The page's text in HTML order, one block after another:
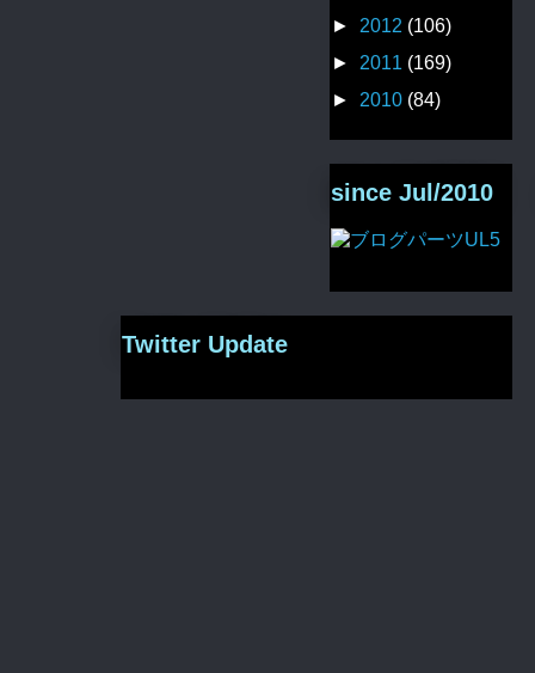
► 2012 (106)
► 2011 (169)
► 2010 (84)
since Jul/2010
Twitter Update